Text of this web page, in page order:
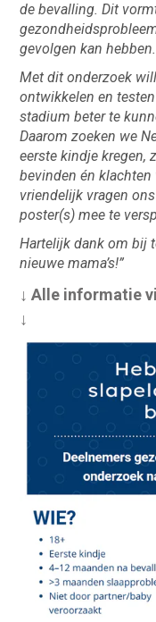
de bevalling. Dit
gevolgen kan hebben.
Met dit onderzoek
ontwikkelen en
stadium beter te
Daarom zoeken we
eerste kindje kregen,
bevinden én
vriendelijk vragen
poster(s) mee te
Hartelijk dank om bij
nieuwe mama’s!”
↓ Alle informatie
↓